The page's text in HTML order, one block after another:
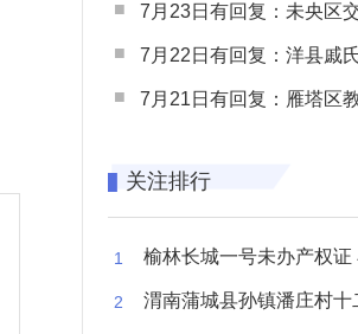
7月23日有回复：未央区交
7月22日有回复：洋县戚氏
7月21日有回复：雁塔区教
关注排行
榆林长城一号未办产权证 小
渭南蒲城县孙镇潘庄村十